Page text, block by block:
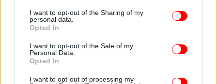
not limited to your visit or usage behaviour. You may click to
grant or deny consent to Google and its third-party tags to
use your data for below specified purposes in below Google
consent section.
I want to opt-out of the Sharing of my
personal data.
Opted In
I want to opt-out of the Sale of my
Personal Data.
Opted In
I want to opt-out of processing my